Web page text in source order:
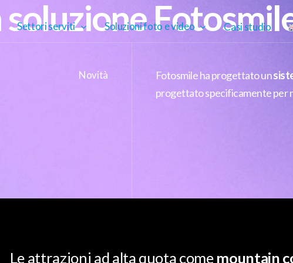
Settori serviti Soluzioni foto e video Casi studio
soluzioneFotosmil
Novità Fotosmile ha progettato un
progettato specificamente per
Le attrazioni ad alta quota come mountain